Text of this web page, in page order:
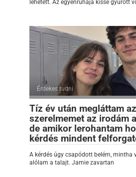
lehetett. Az egyenruhája kissé gyűrött
Érdekes tudni
Tíz év után megláttam
szerelmemet az irodám
de amikor lerohantam
kérdés mindent
A kérdés úgy csapódott belém, mintha
alólam a talajt. Jamie zavartan